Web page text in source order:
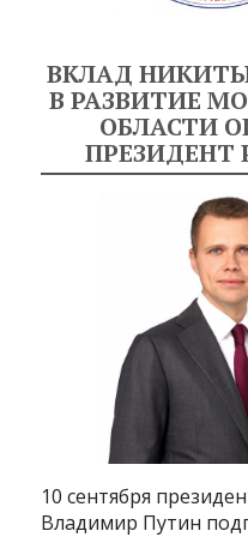
ВКЛАД
В РАЗВИТИЕ
ОБЛАСТИ
ПРЕЗИДЕНТ
10 сентября
Владимир Путин